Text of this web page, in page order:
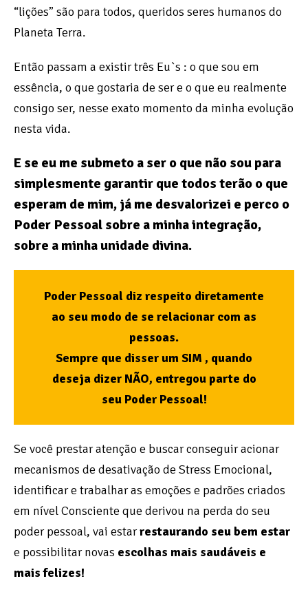
“lições” são para todos, queridos seres humanos do
Planeta Terra.
Então passam a existir três Eu`s : o que sou em
essência, o que gostaria de ser e o que eu realmente
consigo ser, nesse exato momento da minha evolução
nesta vida.
E se eu me submeto a ser o que não sou para
simplesmente garantir que todos terão o que
esperam de mim, já me desvalorizei e perco o
Poder Pessoal sobre a minha integração,
sobre a minha unidade divina.
Poder Pessoal diz respeito diretamente
ao seu modo de se relacionar com as
pessoas.
Sempre que disser um SIM , quando
deseja dizer NÃO, entregou parte do
seu Poder Pessoal!
Se você prestar atenção e buscar conseguir acionar
mecanismos de desativação de Stress Emocional,
identificar e trabalhar as emoções e padrões criados
em nível Consciente que derivou na perda do seu
poder pessoal, vai estarrestaurando seu bem estar
e possibilitar novas escolhas mais saudáveis e
mais felizes!